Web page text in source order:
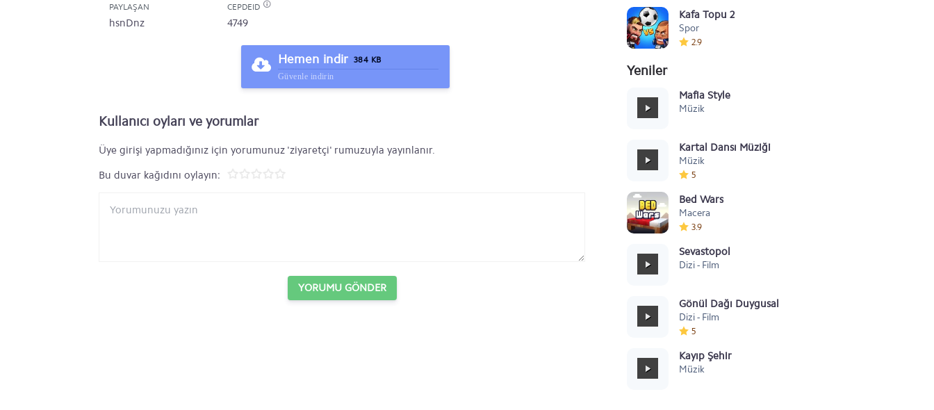
PAYLAŞAN
hsnDnz
CEPDEID
4749
Hemen indir 384 KB
Güvenle indirin
Kafa Topu 2
Spor
2.9
Yeniler
Mafia Style
Müzik
Kartal Dansı Müziği
Müzik
5
Bed Wars
Macera
3.9
Sevastopol
Dizi - Film
Gönül Dağı Duygusal
Dizi - Film
5
Kayıp Şehir
Müzik
Kullanıcı oyları ve yorumlar
Üye girişi yapmadığınız için yorumunuz 'ziyaretçi' rumuzuyla yayınlanır.
Bu duvar kağıdını oylayın:
YORUMU GÖNDER